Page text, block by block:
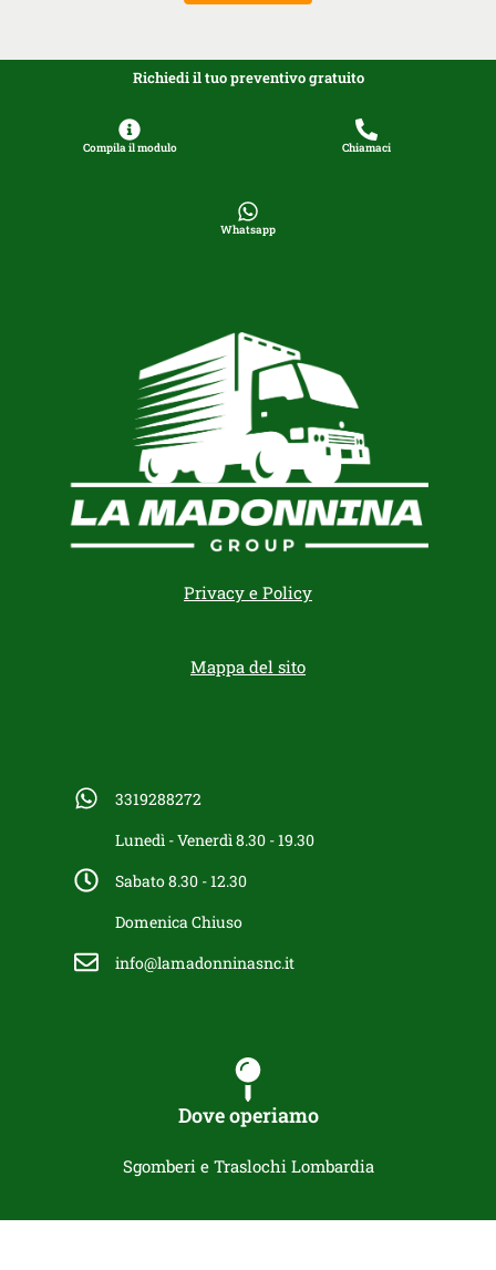
Richiedi il tuo preventivo gratuito
Compila il modulo Chiamaci
Whatsapp
Privacy e Policy
Mappa del sito
3319288272
Lunedì - Venerdì 8.30 - 19.30
Sabato 8.30 - 12.30
Domenica Chiuso
info@lamadonninasnc.it
Dove operiamo
Sgomberi e Traslochi Lombardia